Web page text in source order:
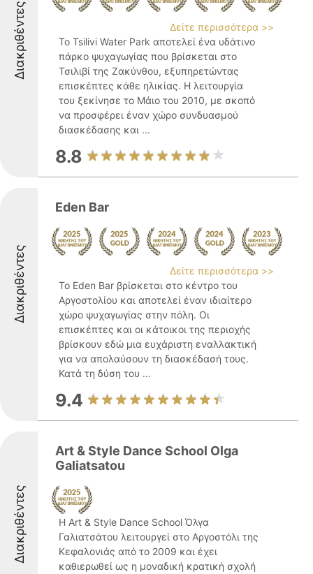
Διακριθέντες
Δείτε περισσότερα >>
Το Tsilivi Water Park αποτελεί ένα υδάτινο
πάρκο ψυχαγωγίας που βρίσκεται στο
Τσιλιβί της Ζακύνθου, εξυπηρετώντας
επισκέπτες κάθε ηλικίας. Η λειτουργία
του ξεκίνησε το Μάιο του 2010, με σκοπό
να προσφέρει έναν χώρο συνδυασμού
διασκέδασης και ...
8.8
Διακριθέντες
Eden Bar
Δείτε περισσότερα >>
Το Eden Bar βρίσκεται στο κέντρο του
Αργοστολίου και αποτελεί έναν ιδιαίτερο
χώρο ψυχαγωγίας στην πόλη. Οι
επισκέπτες και οι κάτοικοι της περιοχής
βρίσκουν εδώ μια ευχάριστη εναλλακτική
για να απολαύσουν τη διασκέδασή τους.
Κατά τη δύση του ...
9.4
Διακριθέντες
Art & Style Dance School Olga
Galiatsatou
Η Art & Style Dance School Όλγα
Γαλιατσάτου λειτουργεί στο Αργοστόλι της
Κεφαλονιάς από το 2009 και έχει
καθιερωθεί ως η μοναδική κρατική σχολή